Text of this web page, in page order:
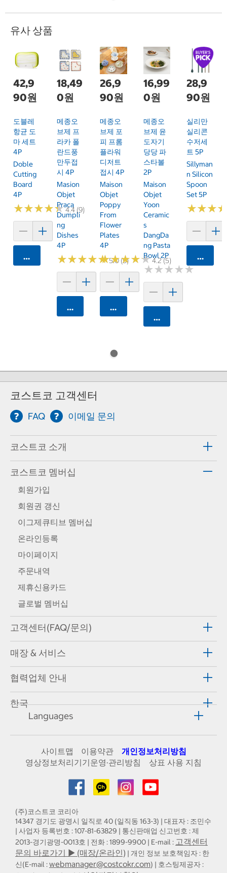
유사 상품
42,9
90원
도블레
항균 도
마 세트
4P
Doble
Cutting
Board
4P
★★★★★
★★★★★4.4 (9)
카트에 담기
18,49
0원
메종오
브제 프
라카 폴
란드풍
만두접
시 4P
Masion
Objet
Praca
Dumpli
Ng
Dishes
4P
★★★★★
★★★★★5.0 (5)
카트에 담기
26,9
90원
메종오
브제 포
피 프롬
플라워
디저트
접시 4P
Maison
Objet
Poppy
From
Flower
Plates
4P
★★★★★
★★★★★4.2 (5)
카트에 담기
16,99
0원
메종오
브제 윤
도자기
당당 파
스타볼
2P
Maison
Objet
Yoon
Ceramic
S
DangDa
Ng Pasta
Bowl 2P
★★★★★
★★★★★
카트에 담기
28,9
90원
실리만
실리콘
수저세
트 5P
Sillyman
N Silicon
Spoon
Set 5P
★★★
★★★
카트에
코스트코 고객센터
FAQ 이메일 문의
코스트코 소개
코스트코 멤버십
회원가입
회원권 갱신
이그제큐티브 멤버십
온라인등록
마이페이지
주문내역
제휴신용카드
글로벌 멤버십
고객센터(FAQ/문의)
매장 & 서비스
협력업체 안내
한국
Languages
사이트맵 이용약관
개인정보처리방침
영상정보처리기기운영·관리방침
상표 사용 지침
(주)코스트코 코리아
14347 경기도 광명시 일직로 40 (일직동 163-3) | 대표자 : 조민수
| 사업자 등록번호 : 107-81-63829 | 통신판매업 신고번호 : 제
2013-경기광명-0013호 | 전화 : 1899-9900 | E-mail : 고객센터
문의 바로가기 ▶ (매장/온라인) | 개인 정보 보호책임자 : 한
신(E-mail :webmanager@costcokr.com) | 호스팅제공자 :